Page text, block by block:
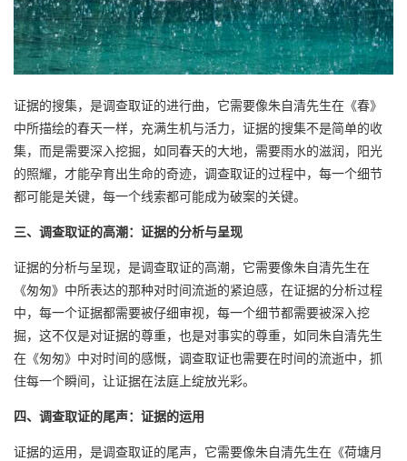
证据的搜集，是调查取证的进行曲，它需要像朱自清先生在《春》
中所描绘的春天一样，充满生机与活力，证据的搜集不是简单的收
集，而是需要深入挖掘，如同春天的大地，需要雨水的滋润，阳光
的照耀，才能孕育出生命的奇迹，调查取证的过程中，每一个细节
都可能是关键，每一个线索都可能成为破案的关键。
三、调查取证的高潮：证据的分析与呈现
证据的分析与呈现，是调查取证的高潮，它需要像朱自清先生在
《匆匆》中所表达的那种对时间流逝的紧迫感，在证据的分析过程
中，每一个证据都需要被仔细审视，每一个细节都需要被深入挖
掘，这不仅是对证据的尊重，也是对事实的尊重，如同朱自清先生
在《匆匆》中对时间的感慨，调查取证也需要在时间的流逝中，抓
住每一个瞬间，让证据在法庭上绽放光彩。
四、调查取证的尾声：证据的运用
证据的运用，是调查取证的尾声，它需要像朱自清先生在《荷塘月